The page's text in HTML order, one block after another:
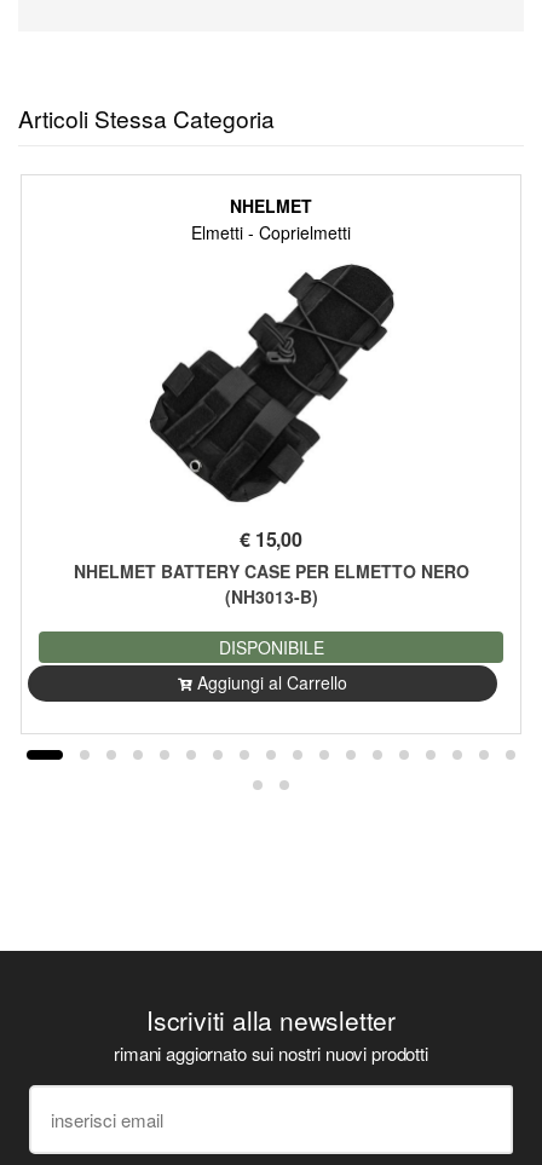
Articoli Stessa Categoria
NHELMET
Elmetti - Coprielmetti
€ 15,00
NHELMET BATTERY CASE PER ELMETTO NERO
(NH3013-B)
DISPONIBILE
Aggiungi al Carrello
Iscriviti alla newsletter
rimani aggiornato sui nostri nuovi prodotti